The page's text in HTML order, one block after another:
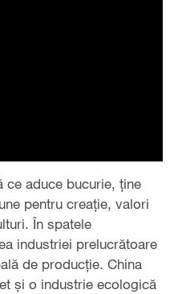
ce aduce bucurie, ține
pentru creație, valori
În spatele
industriei prelucrătoare
de producție. China
și o industrie ecologică